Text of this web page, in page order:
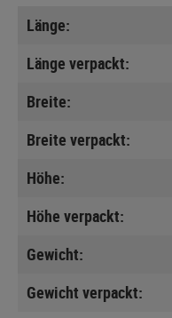
Länge:
Länge verpackt:
Breite:
Breite verpackt:
Höhe:
Höhe verpackt:
Gewicht:
Gewicht verpackt: